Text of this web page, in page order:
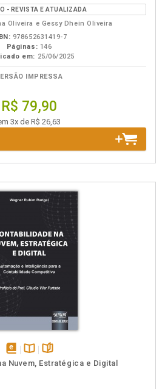
- REVISTA E ATUALIZADA
Oliveira e Gessy Dhein Oliveira
978652631419-7
Páginas: 146
em: 25/06/2025
IMPRESSA
R$ 79,90
3x de R$ 26,63
disponívelDisponível
páginas
Nuvem, Estratégica e Digital